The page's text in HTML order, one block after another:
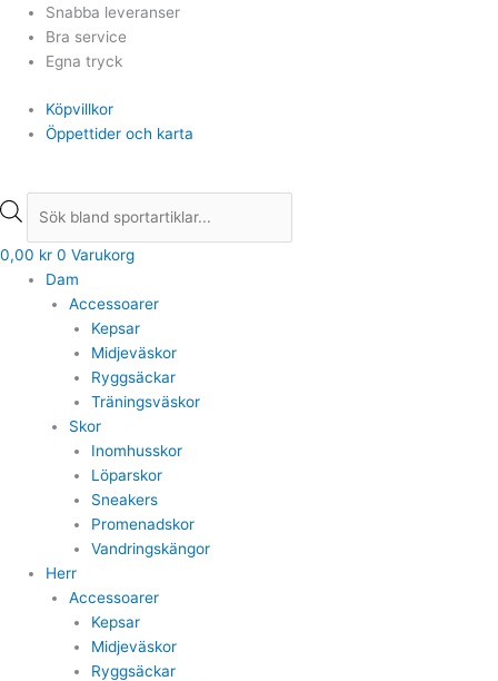
Hoppa
innehåll
Snabba leveranser
Bra service
Egna tryck
Köpvillkor
Öppettider och karta
Products
search
0,00 kr 0 Varukorg
Dam
Accessoarer
Kepsar
Midjeväskor
Ryggsäckar
Träningsväskor
Skor
Inomhusskor
Löparskor
Sneakers
Promenadskor
Vandringskängor
Herr
Accessoarer
Kepsar
Midjeväskor
Ryggsäckar
Products
search